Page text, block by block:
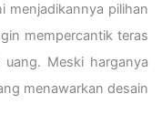
menjadikannya pilihan
mempercantik teras
uang. Meski harganya
menawarkan desain